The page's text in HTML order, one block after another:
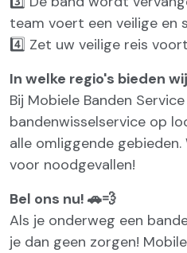
team voert een veilige en
4️⃣ Zet uw veilige reis
In welke regio's bieden
Bij Mobiele Banden
bandenwisselservice op
alle omliggende
voor noodgevallen!
Bel ons nu! 🚗💨
Als je onderweg een
je dan geen zorgen!